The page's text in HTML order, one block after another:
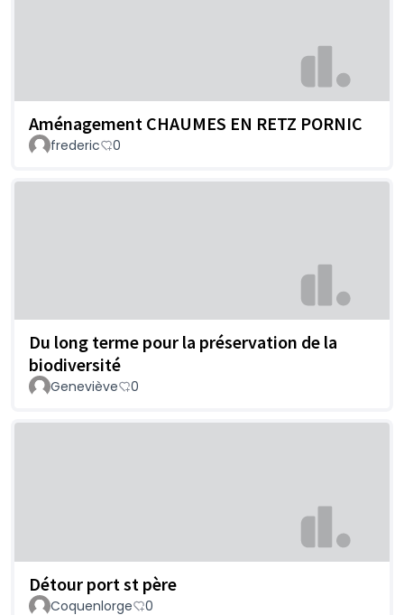
Aménagement CHAUMES EN RETZ PORNIC
frederic 0
Du long terme pour la préservation de la
biodiversité
Geneviève 0
Détour port st père
Coquenlorge 0